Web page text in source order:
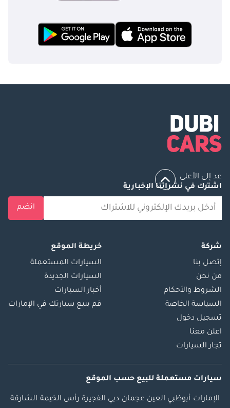
عد إلى الأعلى
اشترك في نشراتنا الإخبارية
انضم
شركة
إتصل بنا
من نحن
الشروط والأحكام
السياسة الخاصة
تسجيل دخول
اعلن معنا
تجار السيارات
خريطة الموقع
السيارات المستعملة
السيارات الجديدة
أخبار السيارات
قم ببيع سيارتك في الإمارات
سيارات مستعملة للبيع حسب الموقع
الإمارات أبوظبي العين عجمان دبي الفجيرة رأس الخيمة الشارقة